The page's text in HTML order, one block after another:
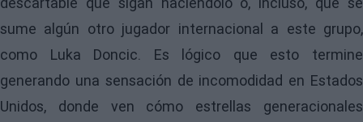
sume algún otro jugador internacional a este grupo,
como Luka Doncic. Es lógico que esto termine
generando una sensación de incomodidad en Estados
Unidos, donde ven cómo estrellas generacionales